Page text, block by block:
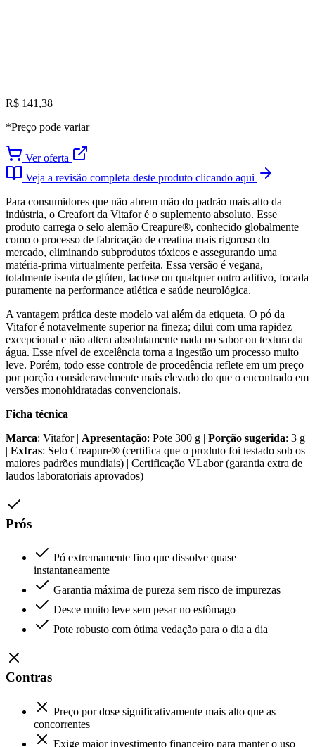
R$ 141,38
*Preço pode variar
Ver oferta
Veja a revisão completa deste produto clicando aqui
Para consumidores que não abrem mão do padrão mais alto da
indústria, o Creafort da Vitafor é o suplemento absoluto. Esse
produto carrega o selo alemão Creapure®, conhecido globalmente
como o processo de fabricação de creatina mais rigoroso do
mercado, eliminando subprodutos tóxicos e assegurando uma
matéria-prima virtualmente perfeita. Essa versão é vegana,
totalmente isenta de glúten, lactose ou qualquer outro aditivo, focada
puramente na performance atlética e saúde neurológica.
A vantagem prática deste modelo vai além da etiqueta. O pó da
Vitafor é notavelmente superior na fineza; dilui com uma rapidez
excepcional e não altera absolutamente nada no sabor ou textura da
água. Esse nível de excelência torna a ingestão um processo muito
leve. Porém, todo esse controle de procedência reflete em um preço
por porção consideravelmente mais elevado do que o encontrado em
versões monohidratadas convencionais.
Ficha técnica
Marca: Vitafor | Apresentação: Pote 300 g | Porção sugerida: 3 g
| Extras: Selo Creapure® (certifica que o produto foi testado sob os
maiores padrões mundiais) | Certificação VLabor (garantia extra de
laudos laboratoriais aprovados)
Prós
Pó extremamente fino que dissolve quase
instantaneamente
Garantia máxima de pureza sem risco de impurezas
Desce muito leve sem pesar no estômago
Pote robusto com ótima vedação para o dia a dia
Contras
Preço por dose significativamente mais alto que as
concorrentes
Exige maior investimento financeiro para manter o uso